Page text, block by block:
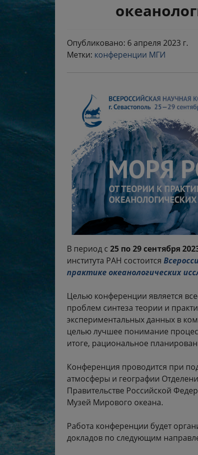
Опубликовано: 6 апреля 2023 г.
Метки: конференции МГИ
В период с 25 по 29 сентября
института РАН состоится
практике океанологических
Целью конференции является
проблем синтеза теории и
экспериментальных данных в
целью лучшее понимание
итоге, рациональное
Конференция проводится при
атмосферы и географии
Правительстве Российской
Музей Мирового океана.
Работа конференции будет
докладов по следующим